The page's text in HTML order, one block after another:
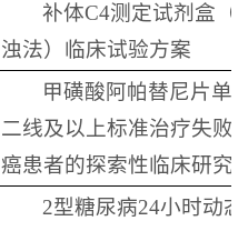
补体C4测定试剂盒（
浊法）临床试验方案
甲磺酸阿帕替尼片单
二线及以上标准治疗失败
癌患者的探索性临床研究
2型糖尿病24小时动